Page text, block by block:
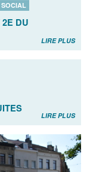
SOCIAL
DU
LIRE PLUS
LIRE PLUS